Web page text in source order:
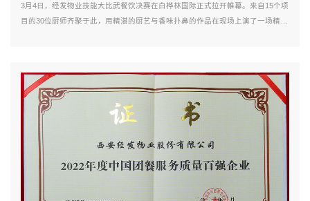
3月4日，经发物业技能大比武餐饮决赛在白桦林国际正式拉开帷幕。来自15个项
目的30位厨师齐聚于此，用精湛的厨艺与香味扑鼻的作品在现场上演了一场精彩